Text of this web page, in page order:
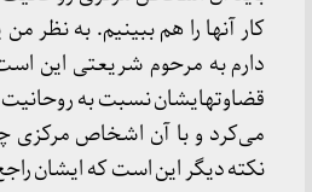
کار آنها را هم ببینیم. به نظر
دارم به مرحوم شریعتی این
قضاوتهایشان نسبت به روحانیت
می‌کرد و با آن اشخاص مرکزی
نکته دیگر این است که ایشان